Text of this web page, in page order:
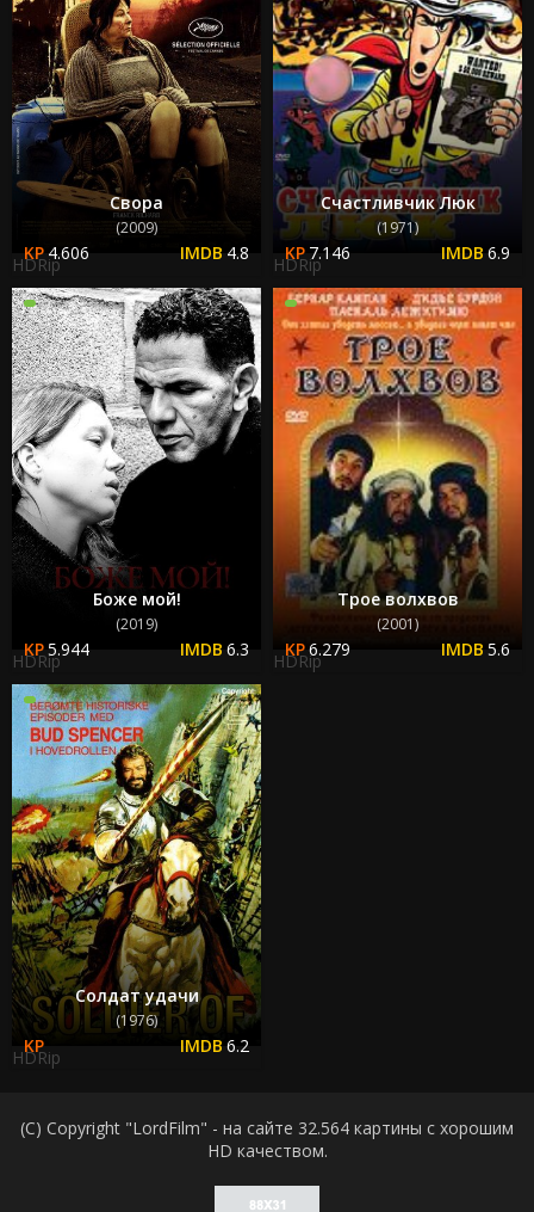
Свора
(2009)
4.606 4.8
HDRip
Счастливчик Люк
(1971)
7.146 6.9
HDRip
Боже мой!
(2019)
5.944 6.3
HDRip
Трое волхвов
(2001)
6.279 5.6
HDRip
Солдат удачи
(1976)
6.2
HDRip
(C) Copyright "LordFilm" - на сайте 32.564 картины с хорошим
HD качеством.